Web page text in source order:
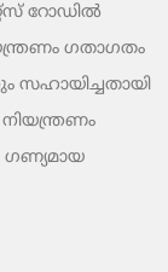
റോഡിൽ
ഗതാഗതം
ഗണ്യമായ